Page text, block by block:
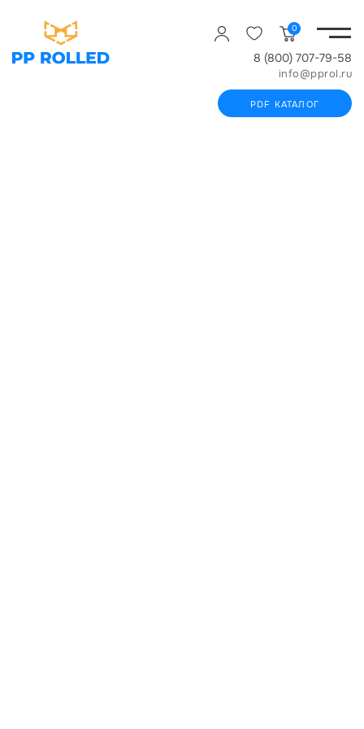
0
8 (800) 707-79-58
info@pprol.ru
PDF КАТАЛОГ